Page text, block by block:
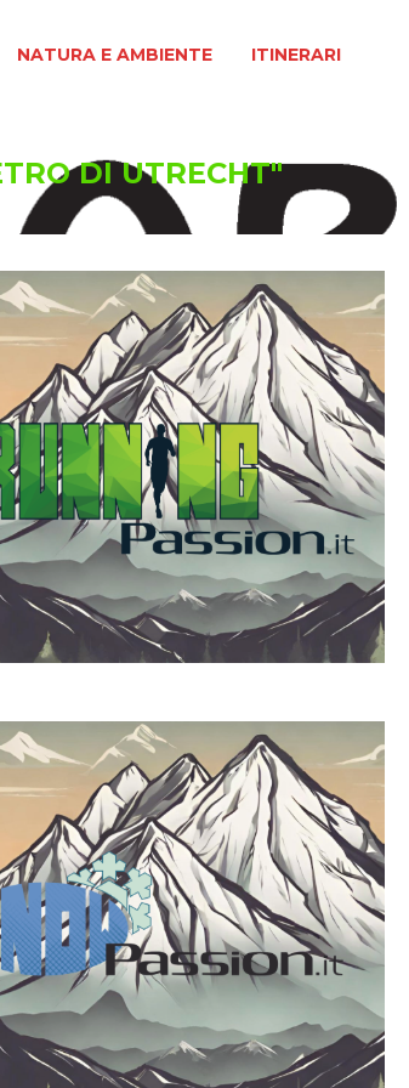
NATURA E AMBIENTE ITINERARI
DI UTRECHT"